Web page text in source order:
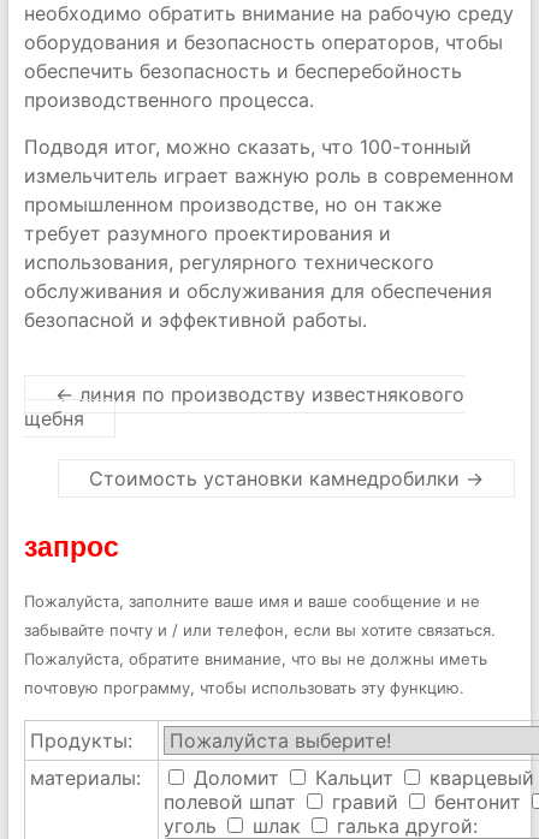
необходимо обратить внимание на рабочую среду
оборудования и безопасность операторов, чтобы
обеспечить безопасность и бесперебойность
производственного процесса.
Подводя итог, можно сказать, что 100-тонный
измельчитель играет важную роль в современном
промышленном производстве, но он также
требует разумного проектирования и
использования, регулярного технического
обслуживания и обслуживания для обеспечения
безопасной и эффективной работы.
← линия по производству известнякового
щебня
Стоимость установки камнедробилки →
запрос
Пожалуйста, заполните ваше имя и ваше сообщение и не
забывайте почту и / или телефон, если вы хотите связаться.
Пожалуйста, обратите внимание, что вы не должны иметь
почтовую программу, чтобы использовать эту функцию.
Продукты:
материалы:
Доломит Кальцит
кварцевый
полевой шпат
гравий
бентонит
уголь
шлак галька другой: